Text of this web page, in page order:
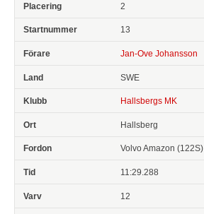
2
13
Jan-Ove Johansson
SWE
Hallsbergs MK
Hallsberg
Volvo Amazon (122S)
11:29.288
12